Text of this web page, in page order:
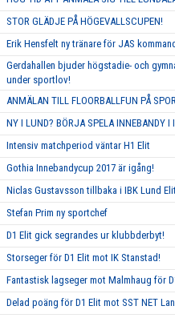
STOR GLÄDJE PÅ HÖGEVALLSCUPEN!
Erik Hensfelt ny tränare för JAS
Gerdahallen bjuder högstadie- och
under sportlov!
ANMÄLAN TILL FLOORBALLFUN PÅ
NY I LUND? BÖRJA SPELA INNEBANDY I
Intensiv matchperiod väntar H1 Elit
Gothia Innebandycup 2017 är igång!
Niclas Gustavsson tillbaka i IBK Lund Elit
Stefan Prim ny sportchef
D1 Elit gick segrandes ur klubbderbyt!
Storseger för D1 Elit mot IK Stanstad!
Fantastisk lagseger mot Malmhaug för
Delad poäng för D1 Elit mot SST NET